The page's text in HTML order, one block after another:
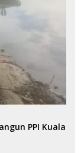
PPI Kuala